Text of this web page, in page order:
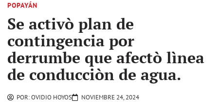
POPAYÁN
Se activò plan de
contingencia por
derrumbe que afectò lìnea
de conducciòn de agua.
POR:OVIDIO HOYOS NOVIEMBRE 24, 2024